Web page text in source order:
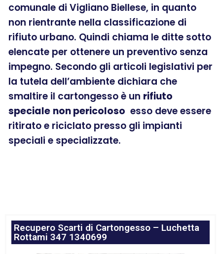
comunale di Vigliano Biellese, in quanto
non rientrante nella classificazione di
rifiuto urbano. Quindi chiama le ditte sotto
elencate per ottenere un preventivo senza
impegno. Secondo gli articoli legislativi per
la tutela dell’ambiente dichiara che
smaltire il cartongesso è un rifiuto
speciale non pericoloso esso deve essere
ritirato e riciclato presso gli impianti
speciali e specializzate.
Recupero Scarti di Cartongesso – Luchetta
Rottami 347 1340699